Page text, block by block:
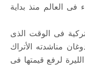
العالم منذ بداية
فى الوقت الذى
مناشدته الأتراك
لرفع قيمتها فى